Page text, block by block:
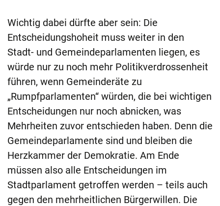
Wichtig dabei dürfte aber sein: Die
Entscheidungshoheit muss weiter in den
Stadt- und Gemeindeparlamenten liegen, es
würde nur zu noch mehr Politikverdrossenheit
führen, wenn Gemeinderäte zu
„Rumpfparlamenten“ würden, die bei wichtigen
Entscheidungen nur noch abnicken, was
Mehrheiten zuvor entschieden haben. Denn die
Gemeindeparlamente sind und bleiben die
Herzkammer der Demokratie. Am Ende
müssen also alle Entscheidungen im
Stadtparlament getroffen werden – teils auch
gegen den mehrheitlichen Bürgerwillen. Die